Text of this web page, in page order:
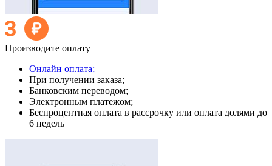
Производите оплату
Онлайн оплата;
При получении заказа;
Банковским переводом;
Электронным платежом;
Беспроцентная оплата в рассрочку или оплата долями до
6 недель